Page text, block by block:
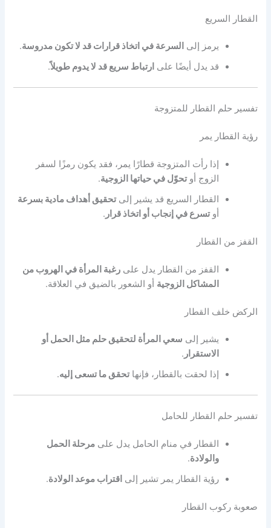
القطار السريع
يرمز إلى السرعة في اتخاذ قرارات قد لا تكون مدروسة.
قد يدل أيضًا على ارتباط سريع قد لا يدوم طويلاً.
تفسير حلم القطار للمتزوجة
رؤية القطار يمر
إذا رأت المتزوجة قطارًا يمر، فقد يكون رمزًا لسفر
الزوج أوتحوّل في حياتها الزوجية.
القطار السريع قد يشير إلىتحقيق أهداف مادية بسرعة
أوتسرع في إنجاب أو اتخاذ قرار .
القفز من القطار
القفز من القطار يدل علىرغبة المرأة في الهروب من
المشاكل الزوجية أو الشعور بالضيق في العلاقة.
الركض خلف القطار
يشير إلى سعي المرأة لتحقيق حلم مثل الحمل أو
الاستقرار .
إذا لحقت بالقطار، فإنهاتحقق ما تسعى إليه.
تفسير حلم القطار للحامل
القطار في منام الحامل يدل علىمرحلة الحمل
والولادة.
رؤية القطار يمر تشير إلى اقتراب موعد الولادة.
صعوبة ركوب القطار